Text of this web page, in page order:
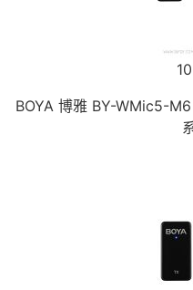
BOYA 博雅 BY-WMic5-